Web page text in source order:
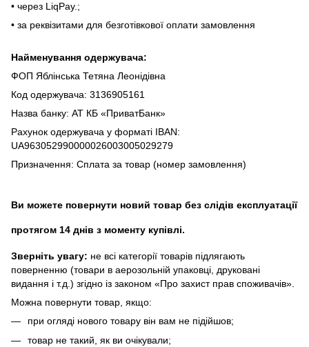
• чepeз LiqPaу.;
• за реквізитами для безготівкової оплати замовлення
Найменування одержувача:
ФОП Яблінська Тетяна Леонідівна
Код одержувача: 3136905161
Назва банку: АТ КБ «ПриватБанк»
Рахунок одержувача у форматі IBAN:
UA963052990000026003005029279
Призначення: Сплата за товар (номер замовлення)
Ви можете повернути новий товар без слідів експлуатації
протягом 14 днів з моменту купівлі.
Зверніть увагу: не всі категорії товарів підлягають
поверненню (товари в аерозольній упаковці, друковані
видання і т.д.) згідно із законом «Про захист прав споживачів».
Можна повернути товар, якщо:
при огляді нового товару він вам не підійшов;
товар не такий, як ви очікували;